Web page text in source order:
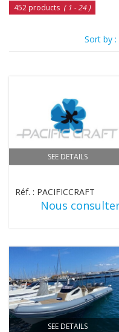
452 products ( 1 - 24 )
Sort by :
SEE DETAILS
Réf. : PACIFICCRAFT
Nous
SEE DETAILS